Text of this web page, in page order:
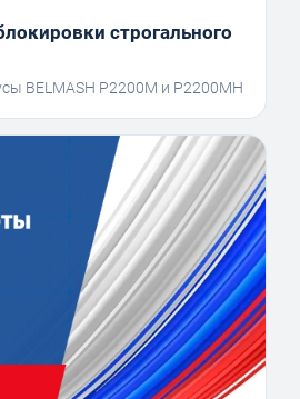
строгального
BELMASH P2200M и P2200MH